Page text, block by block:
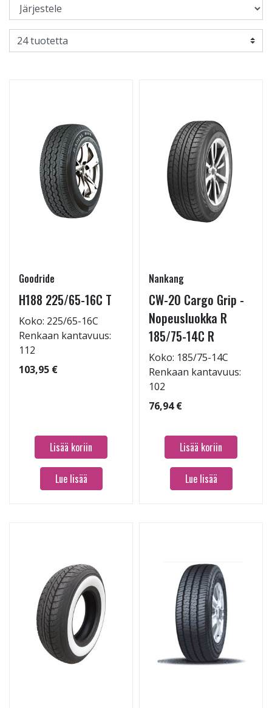
Goodride
H188 225/65-16C T
Koko: 225/65-16C
Renkaan kantavuus:
112
103,95 €
Lisää koriin
Lue lisää
Nankang
CW-20 Cargo Grip -
Nopeusluokka R
185/75-14C R
Koko: 185/75-14C
Renkaan kantavuus:
102
76,94 €
Lisää koriin
Lue lisää